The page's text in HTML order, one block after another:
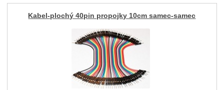
Kabel-plochý 40pin propojky 10cm samec-samec